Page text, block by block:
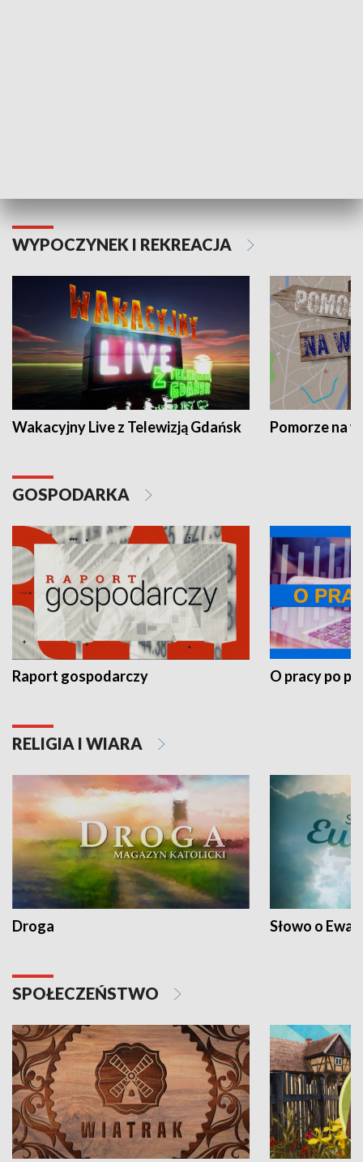
WYPOCZYNEK I REKREACJA
Wakacyjny Live z Telewizją Gdańsk Pomorze na
GOSPODARKA
Raport gospodarczy O pracy po
RELIGIA I WIARA
Droga Słowo o
SPOŁECZEŃSTWO